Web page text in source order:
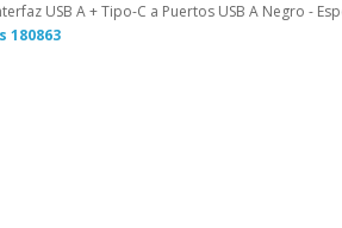
USB A + Tipo-C a Puertos USB A Negro -
180863